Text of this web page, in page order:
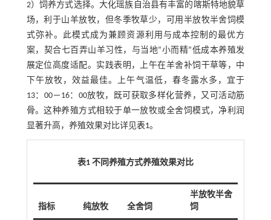
2）饲养方式选择。大化瑶族自治县有丰富的喀斯特地貌草
场，利于山羊放牧，但冬季牧草少，可用半放牧半舍饲模
式弥补。此模式成为兼顾资源利用与成本控制的最优方
案，契合七百弄山羊习性，与当地“小而精”低成本养殖发
展定位高度适配。实践表明，上午在羊舍补饲干草等，中
下午放牧，效益最佳。上午气温低，春冬露水多，宜于
13：00－16：00放牧，既可获取多样化营养，又可活动筋
骨。这种养殖方式相较于单一放牧或全舍饲模式，净利润
显著升高，养殖效果对比详见表1。
表1 不同养殖方式养殖效果对比
指标 纯放牧 全舍饲
半放牧半舍
饲